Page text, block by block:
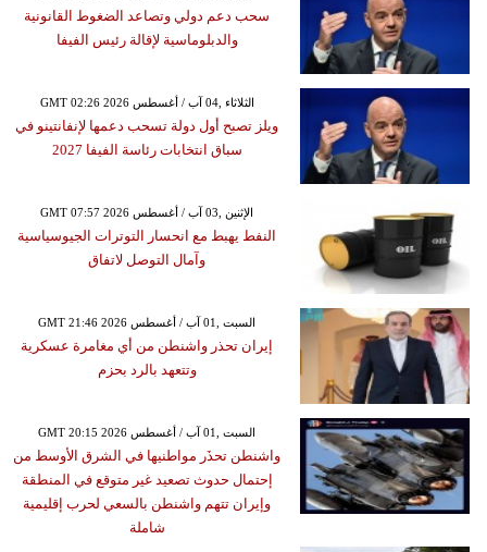
سحب دعم دولي وتصاعد الضغوط القانونية
والدبلوماسية لإقالة رئيس الفيفا
GMT 02:26 2026 الثلاثاء ,04 آب / أغسطس
ويلز تصبح أول دولة تسحب دعمها لإنفانتينو في
سباق انتخابات رئاسة الفيفا 2027
GMT 07:57 2026 الإثنين ,03 آب / أغسطس
النفط يهبط مع انحسار التوترات الجيوسياسية
وآمال التوصل لاتفاق
GMT 21:46 2026 السبت ,01 آب / أغسطس
إيران تحذر واشنطن من أي مغامرة عسكرية
وتتعهد بالرد بحزم
GMT 20:15 2026 السبت ,01 آب / أغسطس
واشنطن تحذَر مواطنيها في الشرق الأوسط من
إحتمال حدوث تصعيد غير متوقع في المنطقة
وإيران تتهم واشنطن بالسعي لحرب إقليمية
شاملة